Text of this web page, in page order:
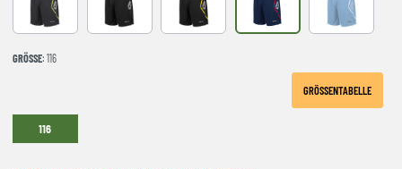
Anthracite-Neon Yellow
BLACK BLACK-YELLOW NAVY-RED Sky Blue-
GRÖSSE : 116
GRÖSSENTABELLE
116